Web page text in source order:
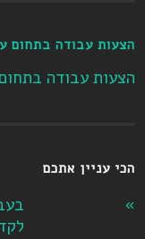
הצעות עבודה בתחום
הצעות עבודה
הכי עניין אתכם